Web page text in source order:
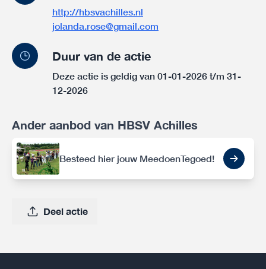
http://hbsvachilles.nl
jolanda.rose@gmail.com
Duur van de actie
Deze actie is geldig van 01-01-2026 t/m 31-
12-2026
Ander aanbod van HBSV Achilles
Besteed hier jouw MeedoenTegoed!
Deel actie